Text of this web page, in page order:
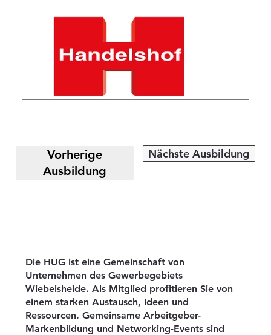
Vorherige
Ausbildung
Nächste Ausbildung
Die HUG ist eine Gemeinschaft von
Unternehmen des Gewerbegebiets
Wiebelsheide. Als Mitglied profitieren Sie von
einem starken Austausch, Ideen und
Ressourcen. Gemeinsame Arbeitgeber-
Markenbildung und Networking-Events sind